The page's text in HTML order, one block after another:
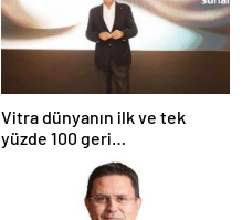
Vitra dünyanın ilk ve tek
yüzde 100 geri
dönüştürülmüş seramik
lavabosunu üretti: En çevreci
lavabo Türkiye’den